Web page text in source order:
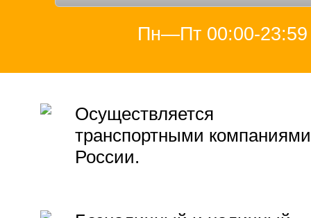
Пн—Пт 00:00-23:59
Осуществляется
транспортными компаниями
России.